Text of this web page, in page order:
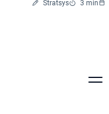
Skriven av
Stratsys Lästid
3 min